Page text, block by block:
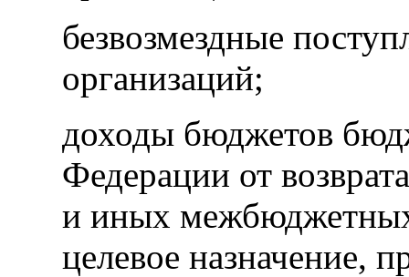
безвозмездные
организаций;
доходы бюджетов
Федерации от
и иных
целевое назначение,